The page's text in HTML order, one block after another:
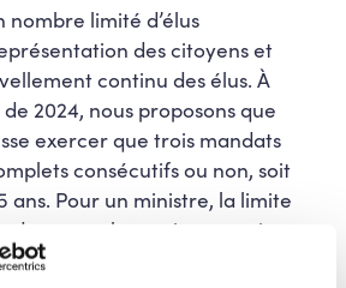
nombre limité d’élus
des citoyens et
continu des élus. À
2024, nous proposons que
exercer que trois mandats
consécutifs ou non, soit
ans. Pour un ministre, la limite
complets, soit un maximum